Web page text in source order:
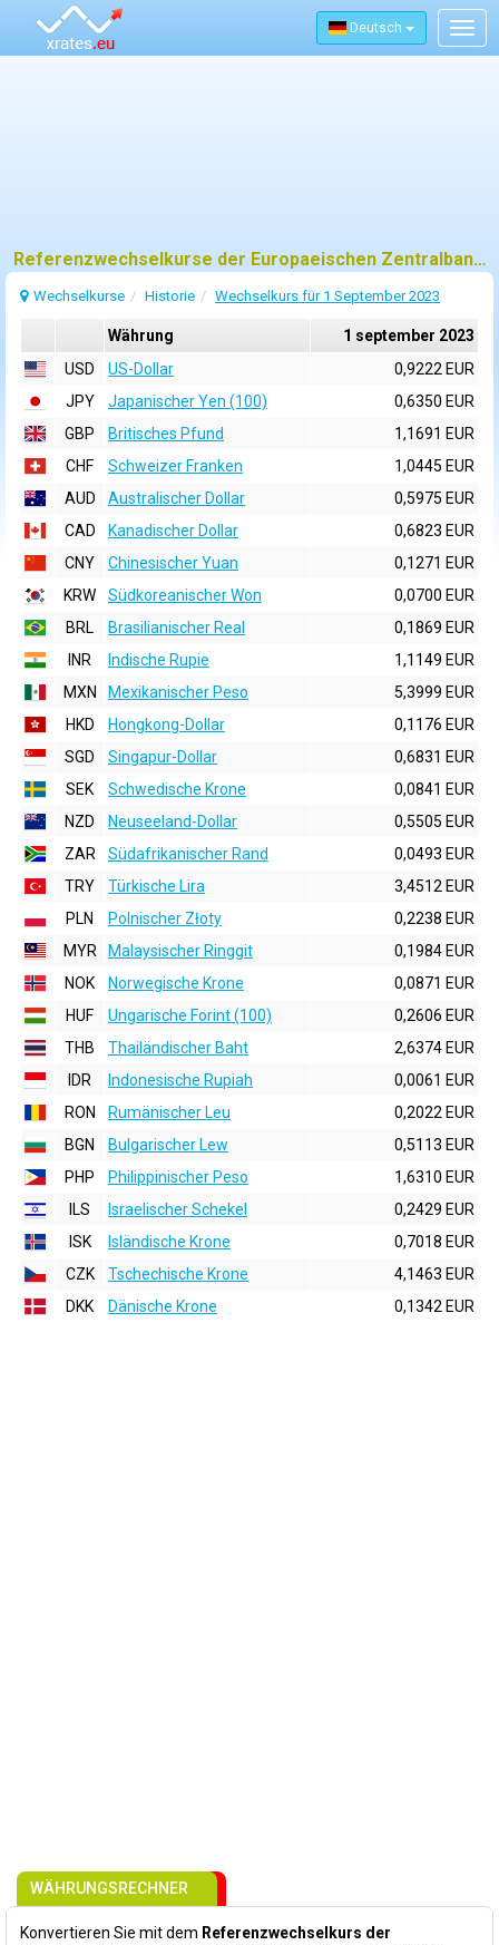
Deutsch
Referenzwechselkurse der Europaeischen Zentralbank (EZB) fuer 1 september 2023
Wechselkurse Historie Wechselkurs für 1 September 2023
Währung
1 september 2023
USD
US-Dollar
0,9222 EUR
JPY
Japanischer Yen (100)
0,6350 EUR
GBP
Britisches Pfund
1,1691 EUR
CHF
Schweizer Franken
1,0445 EUR
AUD
Australischer Dollar
0,5975 EUR
CAD
Kanadischer Dollar
0,6823 EUR
CNY
Chinesischer Yuan
0,1271 EUR
KRW
Südkoreanischer Won
0,0700 EUR
BRL
Brasilianischer Real
0,1869 EUR
INR
Indische Rupie
1,1149 EUR
MXN
Mexikanischer Peso
5,3999 EUR
HKD
Hongkong-Dollar
0,1176 EUR
SGD
Singapur-Dollar
0,6831 EUR
SEK
Schwedische Krone
0,0841 EUR
NZD
Neuseeland-Dollar
0,5505 EUR
ZAR
Südafrikanischer Rand
0,0493 EUR
TRY
Türkische Lira
3,4512 EUR
PLN
Polnischer Złoty
0,2238 EUR
MYR
Malaysischer Ringgit
0,1984 EUR
NOK
Norwegische Krone
0,0871 EUR
HUF
Ungarische Forint (100)
0,2606 EUR
THB
Thailändischer Baht
2,6374 EUR
IDR
Indonesische Rupiah
0,0061 EUR
RON
Rumänischer Leu
0,2022 EUR
BGN
Bulgarischer Lew
0,5113 EUR
PHP
Philippinischer Peso
1,6310 EUR
ILS
Israelischer Schekel
0,2429 EUR
ISK
Isländische Krone
0,7018 EUR
CZK
Tschechische Krone
4,1463 EUR
DKK
Dänische Krone 0,1342 EUR
WÄHRUNGSRECHNER
Konvertieren Sie mit dem Referenzwechselkurs der